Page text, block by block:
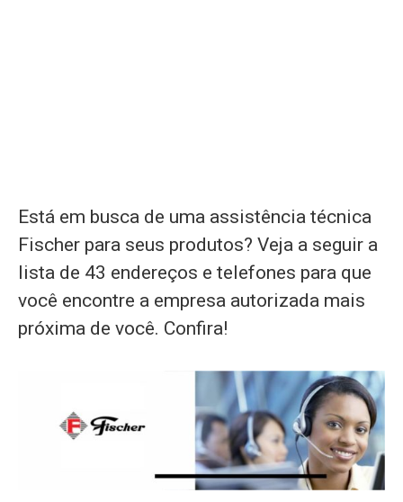
Está em busca de uma assistência técnica
Fischer para seus produtos? Veja a seguir a
lista de 43 endereços e telefones para que
você encontre a empresa autorizada mais
próxima de você. Confira!